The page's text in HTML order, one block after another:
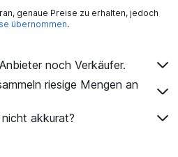
genaue Preise zu erhalten, jedoch
übernommen.
noch Verkäufer.
riesige Mengen an
akkurat?